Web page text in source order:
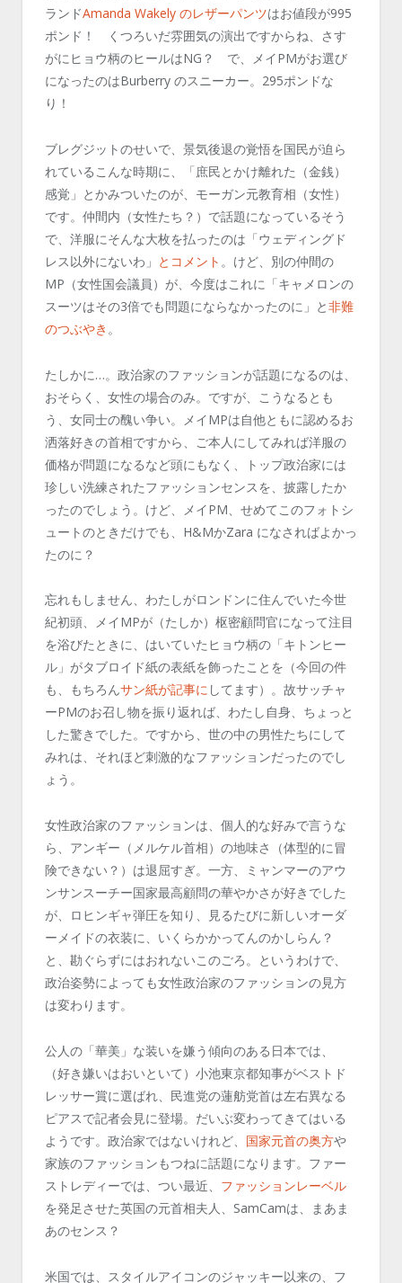
ランドAmanda Wakely のレザーパンツはお値段が995
ポンド！ くつろいだ雰囲気の演出ですからね、さす
がにヒョウ柄のヒールはNG？ で、メイPMがお選び
になったのはBurberry のスニーカー。295ポンドな
り！
ブレグジットのせいで、景気後退の覚悟を国民が迫ら
れているこんな時期に、「庶民とかけ離れた（金銭）
感覚」とかみついたのが、モーガン元教育相（女性）
です。仲間内（女性たち？）で話題になっているそう
で、洋服にそんな大枚を払ったのは「ウェディングド
レス以外にないわ」 とコメント 。けど、別の仲間の
MP（女性国会議員）が、今度はこれに「キャメロンの
スーツはその3倍でも問題にならなかったのに」と非難
のつぶやき 。
たしかに…。政治家のファッションが話題になるのは、
おそらく、女性の場合のみ。ですが、こうなるとも
う、女同士の醜い争い。メイMPは自他ともに認めるお
洒落好きの首相ですから、ご本人にしてみれば洋服の
価格が問題になるなど頭にもなく、トップ政治家には
珍しい洗練されたファッションセンスを、披露したか
ったのでしょう。けど、メイPM、せめてこのフォトシ
ュートのときだけでも、H&MかZara になさればよかっ
たのに？
忘れもしません、わたしがロンドンに住んでいた今世
紀初頭、メイMPが（たしか）枢密顧問官になって注目
を浴びたときに、はいていたヒョウ柄の「キトンヒー
ル」がタブロイド紙の表紙を飾ったことを（今回の件
も、もちろんサン紙が記事に してます）。故サッチャ
ーPMのお召し物を振り返れば、わたし自身、ちょっと
した驚きでした。ですから、世の中の男性たちにして
みれは、それほど刺激的なファッションだったのでし
ょう。
女性政治家のファッションは、個人的な好みで言うな
ら、アンギー（メルケル首相）の地味さ（体型的に冒
険できない？）は退屈すぎ。一方、ミャンマーのアウ
ンサンスーチー国家最高顧問の華やかさが好きでした
が、ロヒンギャ弾圧を知り、見るたびに新しいオーダ
ーメイドの衣装に、いくらかかってんのかしらん？
と、勘ぐらずにはおれないこのごろ。というわけで、
政治姿勢によっても女性政治家のファッションの見方
は変わります。
公人の「華美」な装いを嫌う傾向のある日本では、
（好き嫌いはおいといて）小池東京都知事がベストド
レッサー賞に選ばれ、民進党の蓮舫党首は左右異なる
ピアスで記者会見に登場。だいぶ変わってきてはいる
ようです。政治家ではないけれど、 国家元首の奥方や
家族のファッションもつねに話題になります。ファー
ストレディーでは、つい最近、 ファッションレーベル
を発足させた英国の元首相夫人、SamCamは、まあま
あのセンス？
米国では、スタイルアイコンのジャッキー以来の、フ